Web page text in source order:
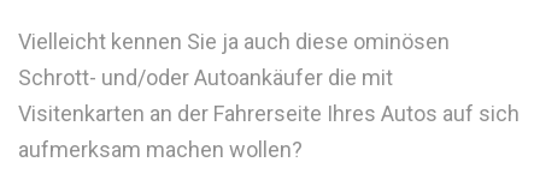
Vielleicht kennen Sie ja auch diese ominösen
Schrott- und/oder Autoankäufer die mit
Visitenkarten an der Fahrerseite Ihres Autos auf sich
aufmerksam machen wollen?